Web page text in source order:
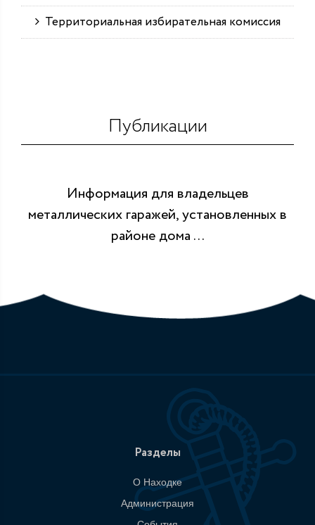
Территориальная избирательная комиссия
Публикации
Информация для владельцев
металлических гаражей, установленных в
районе дома ...
Разделы
О Находке
Администрация